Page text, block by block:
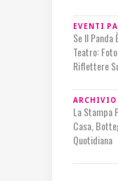
EVENTI
Se Il Panda
Teatro:
Riflettere
ARCHIVIO
La Stampa
Casa,
Quotidiana